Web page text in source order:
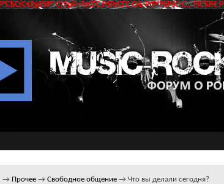
С†РµР»РѕСЃС‚РЅРѕСЃС‚СЊ РґР°РЅРЅС‹С…
→ Прочее → Свободное общение → Что вы делали сегодня?